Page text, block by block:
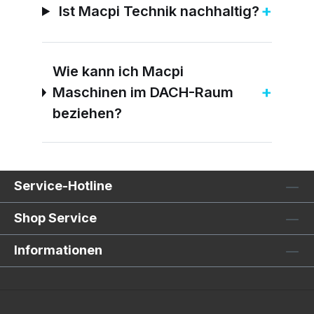
Ist Macpi Technik nachhaltig? +
Wie kann ich Macpi
Maschinen im DACH-Raum
beziehen?
+
Service-Hotline
Shop Service
Informationen